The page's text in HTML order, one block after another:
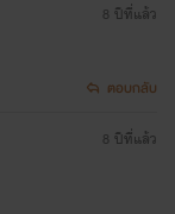
8 ปีที่แล้ว
ตอบกลับ
8 ปีที่แล้ว